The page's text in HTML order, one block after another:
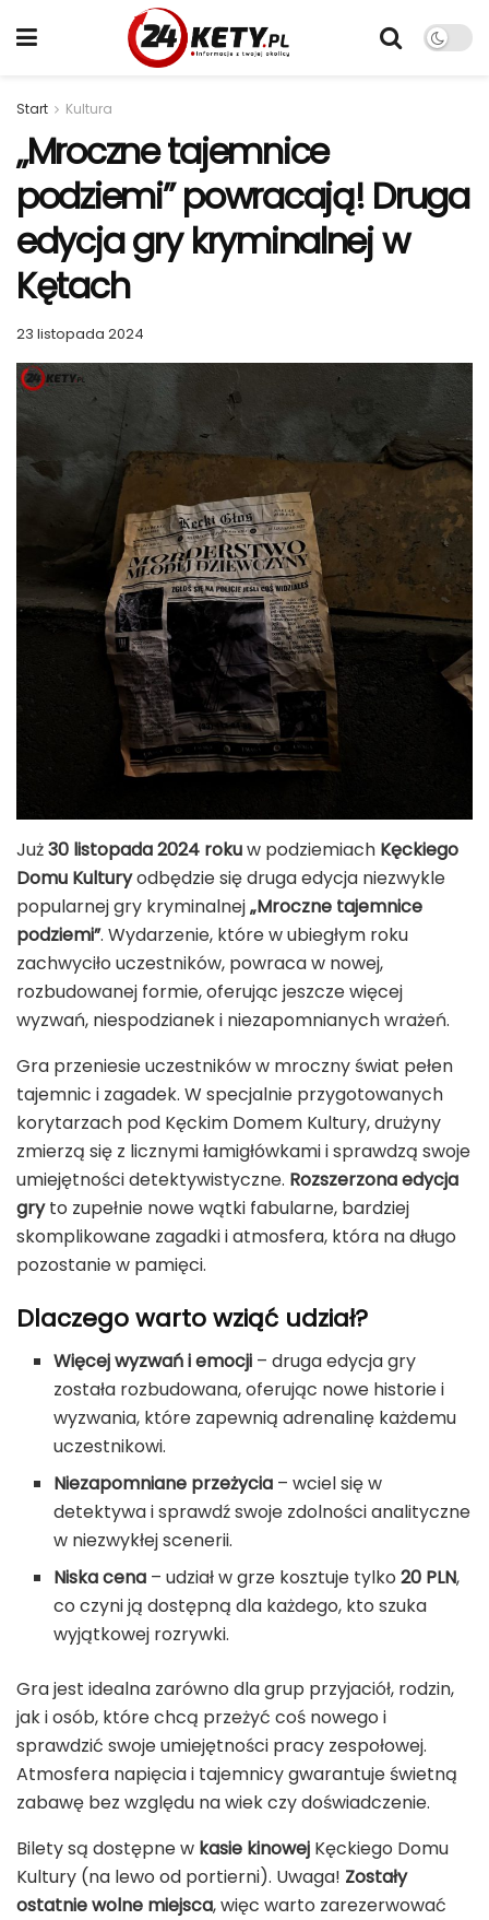
Start Kultura
„Mroczne tajemnice
podziemi” powracają! Druga
edycja gry kryminalnej w
Kętach
23 listopada 2024
Już30 listopada 2024 rokuw podziemiach Kęckiego
Domu Kulturyodbędzie się druga edycja niezwykle
popularnej gry kryminalnej„Mroczne tajemnice
podziemi”. Wydarzenie, które w ubiegłym roku
zachwyciło uczestników, powraca w nowej,
rozbudowanej formie, oferując jeszcze więcej
wyzwań, niespodzianek i niezapomnianych wrażeń.
Gra przeniesie uczestników w mroczny świat pełen
tajemnic i zagadek. W specjalnie przygotowanych
korytarzach pod Kęckim Domem Kultury, drużyny
zmierzą się z licznymi łamigłówkami i sprawdzą swoje
umiejętności detektywistyczne. Rozszerzona edycja
gryto zupełnie nowe wątki fabularne, bardziej
skomplikowane zagadki i atmosfera, która na długo
pozostanie w pamięci.
Dlaczego warto wziąć udział?
Więcej wyzwań i emocji – druga edycja gry
została rozbudowana, oferując nowe historie i
wyzwania, które zapewnią adrenalinę każdemu
uczestnikowi.
Niezapomniane przeżycia – wciel się w
detektywa i sprawdź swoje zdolności analityczne
w niezwykłej scenerii.
Niska cena – udział w grze kosztuje tylko20 PLN,
co czyni ją dostępną dla każdego, kto szuka
wyjątkowej rozrywki.
Gra jest idealna zarówno dla grup przyjaciół, rodzin,
jak i osób, które chcą przeżyć coś nowego i
sprawdzić swoje umiejętności pracy zespołowej.
Atmosfera napięcia i tajemnicy gwarantuje świetną
zabawę bez względu na wiek czy doświadczenie.
Bilety są dostępne w kasie kinowej Kęckiego Domu
Kultury (na lewo od portierni). Uwaga! Zostały
ostatnie wolne miejsca, więc warto zarezerwować